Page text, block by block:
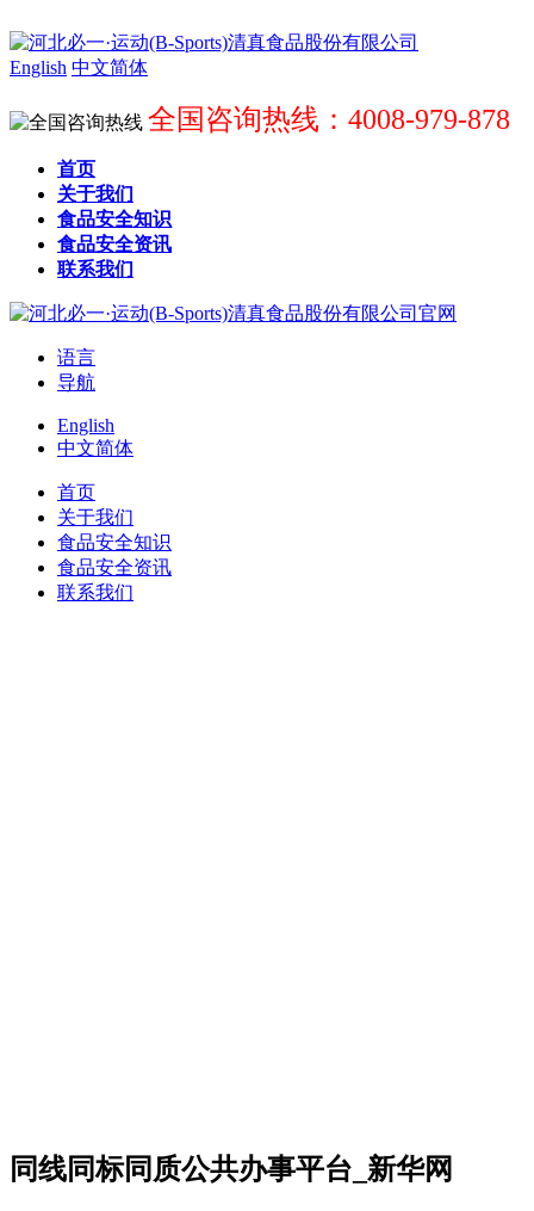
English 中文简体
全国咨询热线：4008-979-878
首页
关于我们
食品安全知识
食品安全资讯
联系我们
语言
导航
English
中文简体
首页
关于我们
食品安全知识
食品安全资讯
联系我们
同线同标同质公共办事平台_新华网